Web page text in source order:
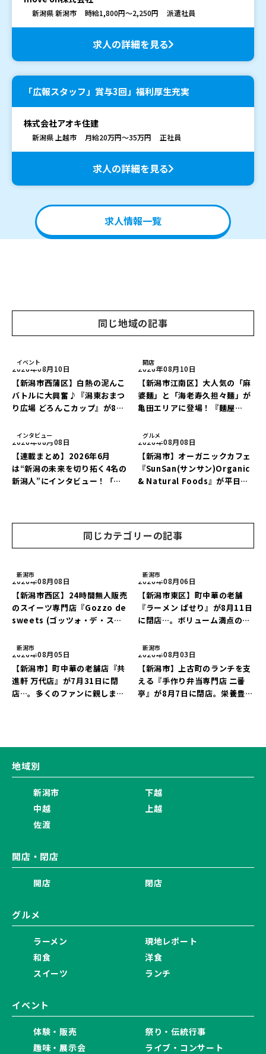
新潟県 新潟市 時給1,800円～2,250円 派遣社員
求人の詳細を見る
「広報スタッフ」賞与3回」福利厚生充実
株式会社アオキ住建
新潟県 上越市 月給20万円～35万円 正社員
求人の詳細を見る
求人情報一覧
同じ地域の記事
イベント
2026年08月10日
【新潟市西蒲区】白熱の泥んこ
バトルに大興奮♪『潟東おまつ
り広場 どろんこカップ』が8月
ループ「courtesea」が登場
♪
開店
2026年08月10日
【新潟市江南区】大人気の「麻
婆麺」と「海老寿久担々麺」が
亀田エリアに登場！『麺屋
プン予定♪
インタビュー
2026年08月08日
【連載まとめ】2026年6月
は“新潟の未来を切り拓く4名の
新潟人”にインタビュー！「学
グルメ
2026年08月08日
【新潟市】オーガニックカフェ
『SunSan(サンサン)Organic
& Natural Foods』が平日ラ
レートランチ」を実食レポート
♪
同じカテゴリーの記事
新潟市
2026年08月08日
【新潟市西区】24時間無人販売
のスイーツ専門店『Gozzo de
sweets (ゴッツォ・デ・スイ
店…。一部商品は姉妹店で販売
継続！
新潟市
2026年08月06日
【新潟市東区】町中華の老舗
『ラーメン ぱせり』が8月11日
に閉店…。ボリューム満点の名
新潟市
2026年08月05日
【新潟市】町中華の老舗店『共
進軒 万代店』が7月31日に閉
店…。多くのファンに親しまれ
新潟市
2026年08月03日
【新潟市】上古町のランチを支
える『手作り弁当専門店 二番
亭』が8月7日に閉店。栄養豊富
地域別
新潟市
下越
中越
上越
佐渡
開店・閉店
開店 閉店
グルメ
ラーメン
現地レポート
和食
洋食
スイーツ
ランチ
イベント
体験・販売
祭り・伝統行事
趣味・展示会
ライブ・コンサート